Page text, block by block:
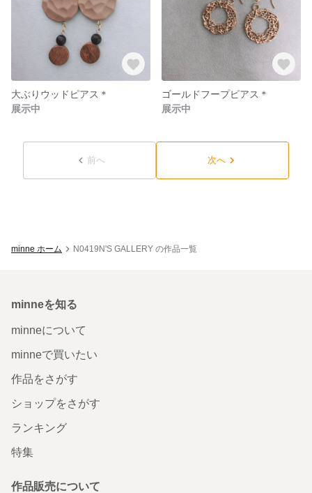
大ぶりウッドピアス＊
展示中
ゴールドフープピアス＊
展示中
前へ 次へ
minne ホーム N0419N'S GALLERY の作品一覧
minneを知る
minneについて
minneで買いたい
作品をさがす
ショップをさがす
ランキング
特集
作品販売について